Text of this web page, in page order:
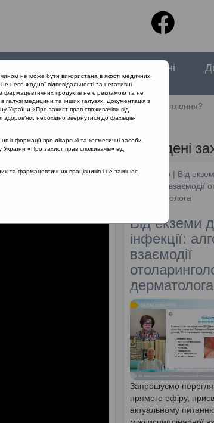
Спеціальні
випуски
Чи потрібно вагітним робити щеплення?
Проведені
SHDM.info | Від
алгоритм взаємодії
та дерматолога
Від екземи
інфекції:
взаємодії
дерматолога
Запрошуємо
прямого ефіру,
актуальному
не може бути використана в якості медичних,
несе жодної відповідальності за негативні
фармацевтичних продуктів не є рекламою та не
галузі медицини та інших галузях. Документація з
України «Про захист прав споживачів» від
необхідно звернутися до фахівців-
про лікарські та косметичні засоби
«Про захист прав споживачів» від
та фармацевтичних працівників і не замінює